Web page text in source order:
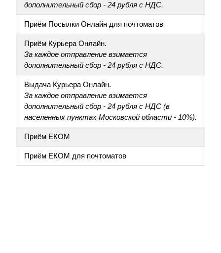
дополнительный сбор - 24 рубля с НДС.
Приём Посылки Онлайн для почтоматов
Приём Курьера Онлайн.
За каждое отправление взимается
дополнительный сбор - 24 рубля с НДС.
Выдача Курьера Онлайн.
За каждое отправление взимается
дополнительный сбор - 24 рубля с НДС (в
населенных пунктах Московской области - 10%).
Приём ЕКОМ
Приём ЕКОМ для почтоматов